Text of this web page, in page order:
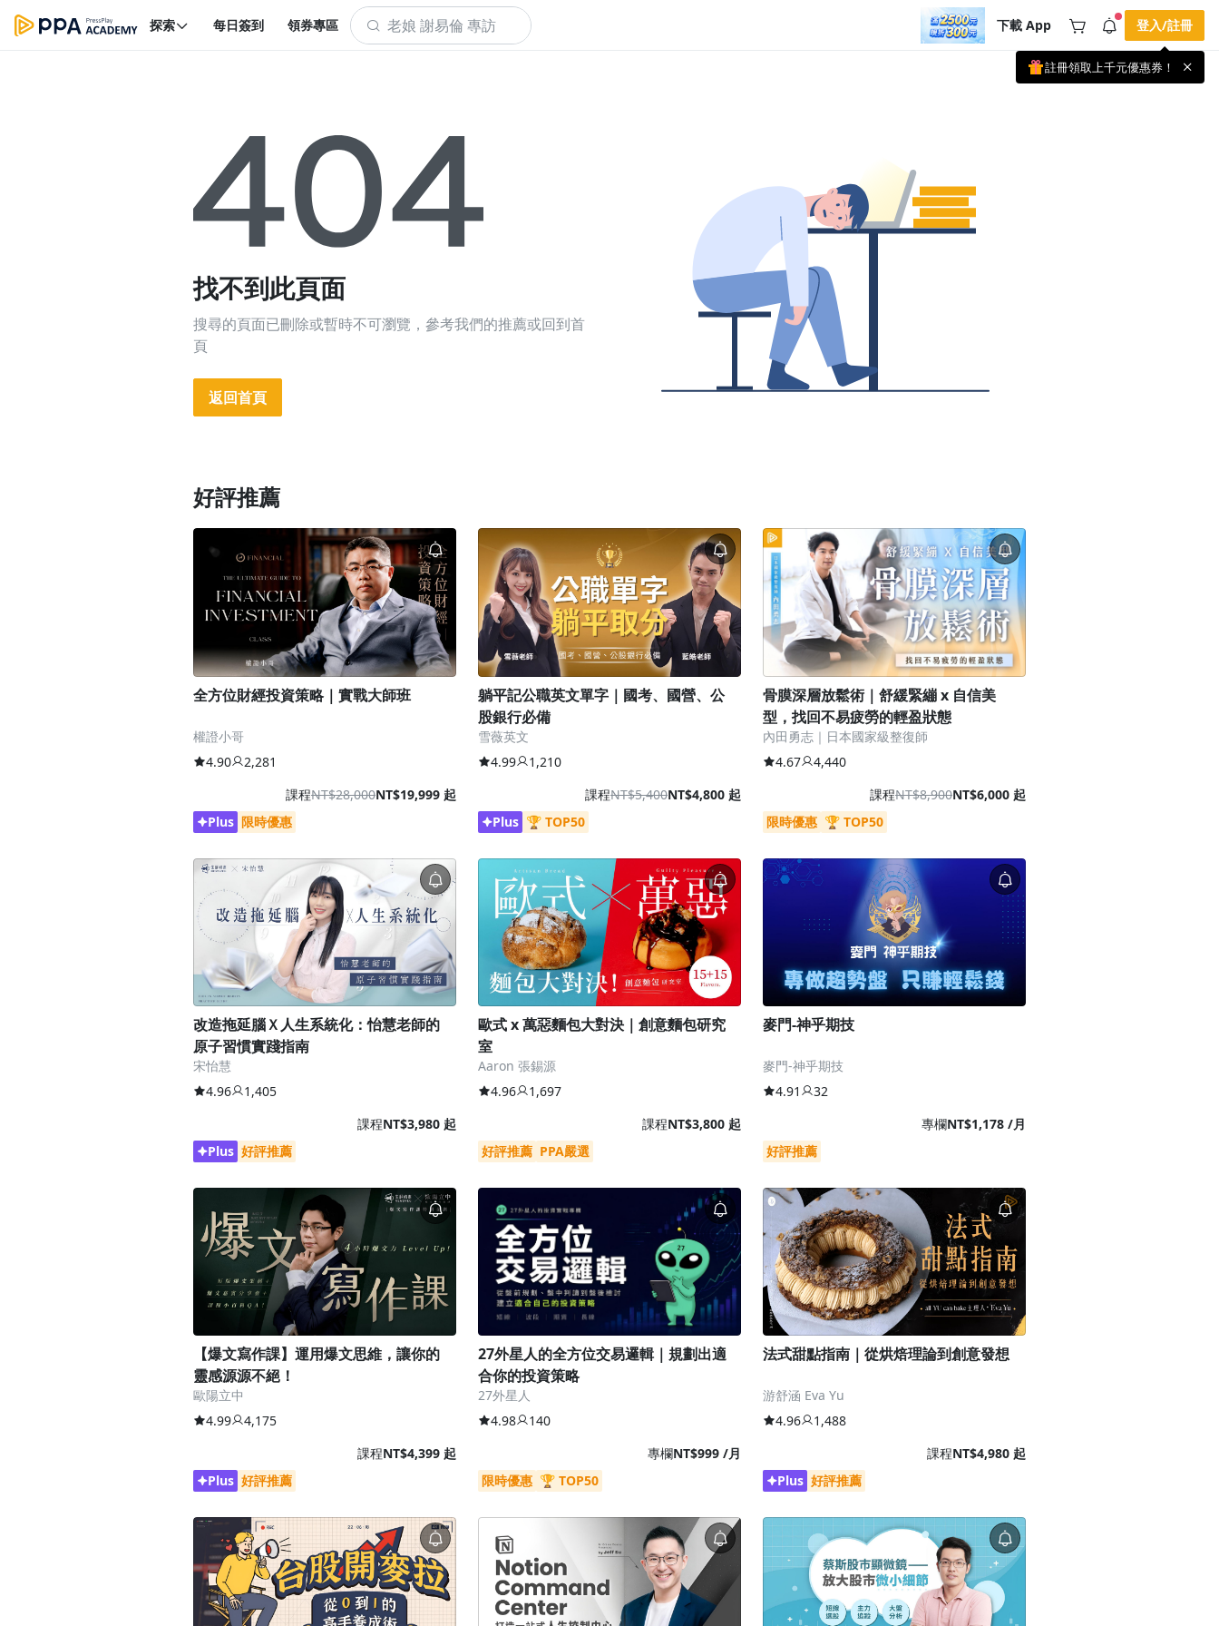
探索 每日簽到 領券專區 下載 App
⭐️ 【冷氣房進修 限時開跑】◾單筆滿
NT$2,500 現折 NT$300◾活動期間：即
日起 - 8/13（只有一週）-📣 酷暑季好康
\ 再加碼 /→ 點數回饋無上限🔥購買任一
課程 or 訂閱✅ 消費即享回饋 1% 點數
查看全部
登入/註冊
註冊領取上千元優惠券！
找不到此頁面
搜尋的頁面已刪除或暫時不可瀏覽，參考我們的推薦或回到首
頁
返回首頁
好評推薦
全方位財經投資策略｜實戰大師班
權證小哥
4.90
2,281
課程NT$28,000NT$19,999 起
Plus 限時優惠
躺平記公職英文單字｜國考、國營、公
股銀行必備
雪薇英文
4.99
1,210
課程NT$5,400NT$4,800 起
Plus 🏆 TOP50
骨膜深層放鬆術｜舒緩緊繃 x 自信美
型，找回不易疲勞的輕盈狀態
內田勇志｜日本國家級整復師
4.67
4,440
課程NT$8,900NT$6,000 起
限時優惠 🏆 TOP50
改造拖延腦Ｘ人生系統化：怡慧老師的
原子習慣實踐指南
宋怡慧
4.96
1,405
課程NT$3,980 起
Plus 好評推薦
歐式 x 萬惡麵包大對決｜創意麵包研究
室
Aaron 張錫源
4.96
1,697
課程NT$3,800 起
好評推薦 PPA嚴選
麥門-神乎期技
麥門-神乎期技
4.91
32
專欄NT$1,178 /月
好評推薦
【爆文寫作課】運用爆文思維，讓你的
靈感源源不絕！
歐陽立中
4.99
4,175
課程NT$4,399 起
Plus 好評推薦
27外星人的全方位交易邏輯｜規劃出適
合你的投資策略
27外星人
4.98
140
專欄NT$999 /月
限時優惠 🏆 TOP50
法式甜點指南｜從烘焙理論到創意發想
游舒涵 Eva Yu
4.96
1,488
課程NT$4,980 起
Plus 好評推薦